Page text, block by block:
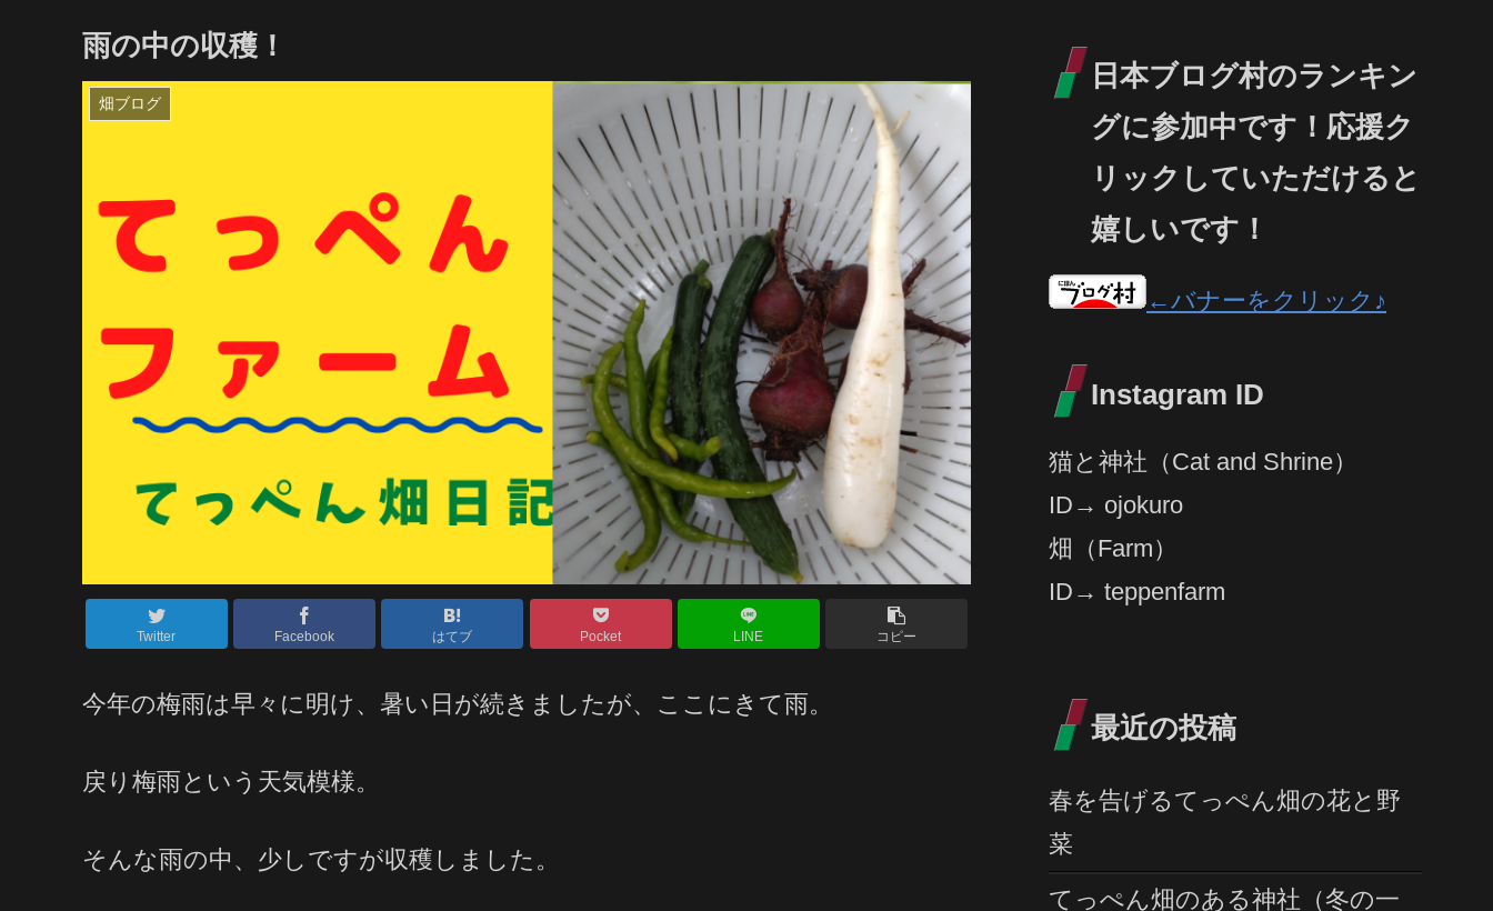
雨の中の収穫！
畑ブログ
Twitter Facebook はてブ Pocket LINE コピー
今年の梅雨は早々に明け、暑い日が続きましたが、ここにきて雨。
戻り梅雨という天気模様。
そんな雨の中、少しですが収穫しました。
日本ブログ村のランキン
グに参加中です！応援ク
リックしていただけると
嬉しいです！
←バナーをクリック♪
Instagram ID
猫と神社（Cat and Shrine）
ID→ ojokuro
畑（Farm）
ID→ teppenfarm
最近の投稿
春を告げるてっぺん畑の花と野
菜
てっぺん畑のある神社（冬の一